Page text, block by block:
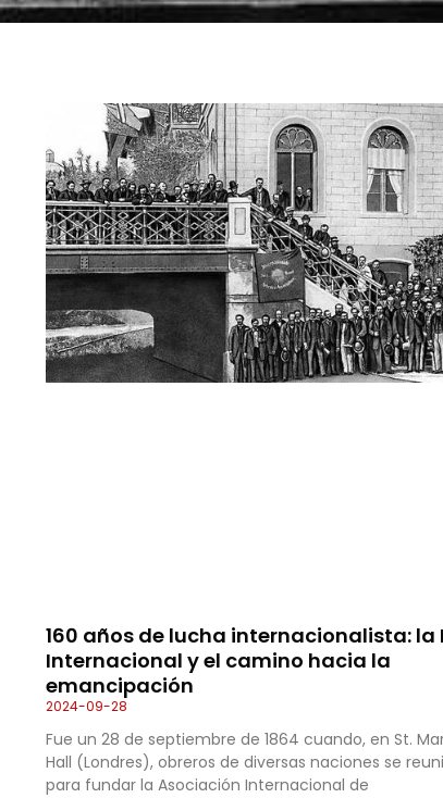
160 años de lucha internacionalista: la I
Internacional y el camino hacia la
emancipación
2024-09-28
Fue un 28 de septiembre de 1864 cuando, en St.
Hall (Londres), obreros de diversas naciones se
para fundar la Asociación Internacional de